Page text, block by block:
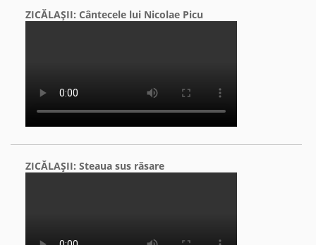
ZICĂLAŞII: Cântecele lui Nicolae Picu
ZICĂLAŞII: Steaua sus răsare